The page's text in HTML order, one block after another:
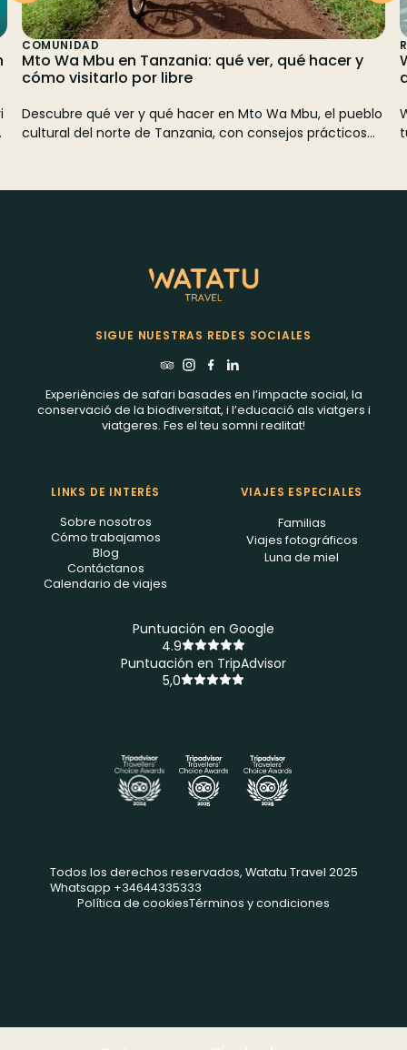
COMUNIDAD
Mto Wa Mbu en Tanzania: qué ver, qué hacer y
cómo visitarlo por libre
Descubre qué ver y qué hacer en Mto Wa Mbu, el pueblo
cultural del norte de Tanzania, con consejos prácticos
SIGUE NUESTRAS REDES SOCIALES
Experiències de safari basades en l’impacte social, la
conservació de la biodiversitat, i l’educació als viatgers i
viatgeres. Fes el teu somni realitat!
LINKS DE INTERÉS
Sobre nosotros
Cómo trabajamos
Blog
Contáctanos
Calendario de viajes
VIAJES ESPECIALES
Familias
Viajes fotográficos
Luna de miel
Puntuación en Google
4.9
Puntuación en TripAdvisor
5,0
Todos los derechos reservados, Watatu Travel 2025
Whatsapp +34644335333
Política de cookiesTérminos y condiciones